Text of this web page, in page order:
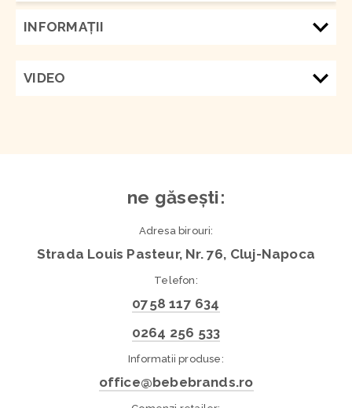
INFORMAŢII
VIDEO
ne găsești:
Adresa birouri:
Strada Louis Pasteur, Nr. 76, Cluj-Napoca
Telefon:
0758 117 634
0264 256 533
Informatii produse:
office@bebebrands.ro